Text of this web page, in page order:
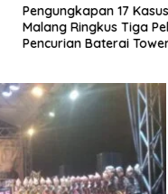
Pengungkapan 17
Malang Ringkus Tiga
Pencurian Baterai